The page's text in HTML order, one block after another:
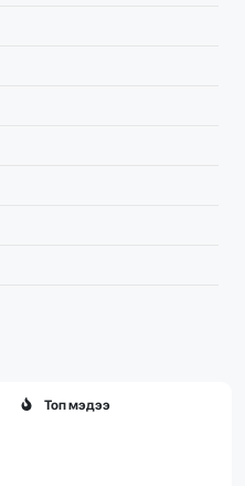
Топ мэдээ